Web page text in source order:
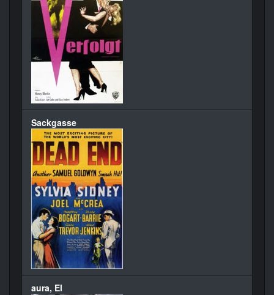
Sackgasse
aura, El